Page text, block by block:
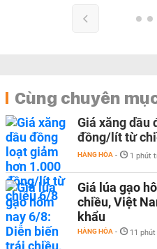
Cùng chuyên
Giá xăng dầu
đồng/lít từ
HÀNG HÓA - 1 phút
Giá lúa gạo
chiều, Việt
khẩu
HÀNG HÓA - 11